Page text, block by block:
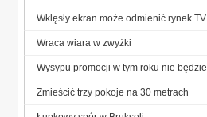
Wklęsły ekran może odmienić rynek TV
Wraca wiara w zwyżki
Wysypu promocji w tym roku nie będzie
Zmieścić trzy pokoje na 30 metrach